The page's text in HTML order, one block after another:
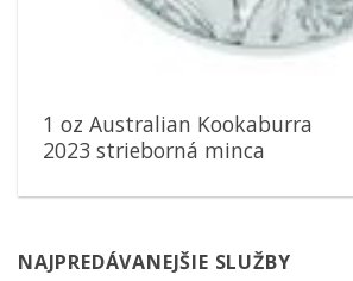
1 oz Australian Kookaburra
2023 strieborná minca
NAJPREDÁVANEJŠIE SLUŽBY